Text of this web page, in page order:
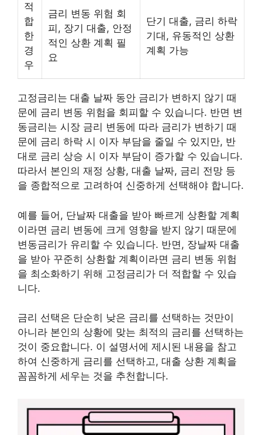
적
합
한
경
우
금리 변동 위험 회
피, 장기 대출, 안정
적인 상환 계획 필
요
단기 대출, 금리 하락
기대, 유동적인 상환
계획 가능
고정금리는 대출 날짜 동안 금리가 변하지 않기 때
문에 금리 변동 위험을 회피할 수 있습니다. 반면 변
동금리는 시장 금리 변동에 따라 금리가 변하기 때
문에 금리 하락 시 이자 부담을 줄일 수 있지만, 반
대로 금리 상승 시 이자 부담이 증가할 수 있습니다.
따라서 본인의 재정 상황, 대출 날짜, 금리 전망 등
을 종합적으로 고려하여 신중하게 선택해야 합니다.
예를 들어, 단날짜 대출을 받아 빠르게 상환할 계획
이라면 금리 변동에 크게 영향을 받지 않기 때문에
변동금리가 유리할 수 있습니다. 반면, 장날짜 대출
을 받아 꾸준히 상환할 계획이라면 금리 변동 위험
을 최소화하기 위해 고정금리가 더 적합할 수 있습
니다.
금리 선택은 단순히 낮은 금리를 선택하는 것만이
아니라 본인의 상황에 맞는 최적의 금리를 선택하는
것이 중요합니다. 이 설명서에 제시된 내용을 참고
하여 신중하게 금리를 선택하고, 대출 상환 계획을
꼼꼼하게 세우는 것을 추천합니다.